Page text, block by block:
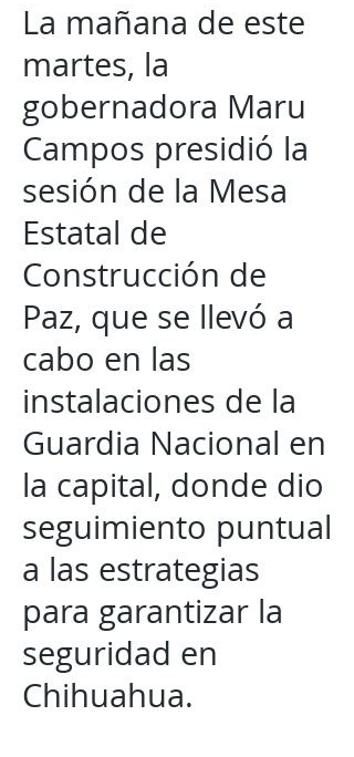
La mañana de este
martes, la
gobernadora Maru
Campos presidió la
sesión de la Mesa
Estatal de
Construcción de
Paz, que se llevó a
cabo en las
instalaciones de la
Guardia Nacional en
la capital, donde dio
seguimiento puntual
a las estrategias
para garantizar la
seguridad en
Chihuahua.